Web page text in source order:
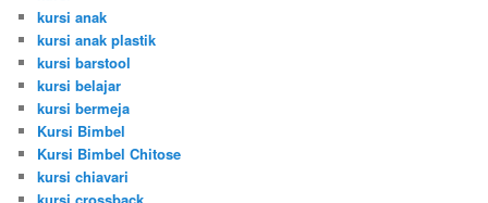
kursi anak
kursi anak plastik
kursi barstool
kursi belajar
kursi bermeja
Kursi Bimbel
Kursi Bimbel Chitose
kursi chiavari